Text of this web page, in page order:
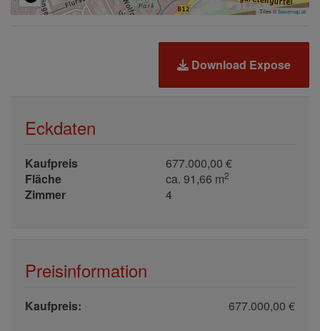
Tiles ©basemap.at
Download Expose
Eckdaten
Kaufpreis
677.000,00 €
Fläche
ca. 91,66 m2
Zimmer 4
Preisinformation
Kaufpreis: 677.000,00 €